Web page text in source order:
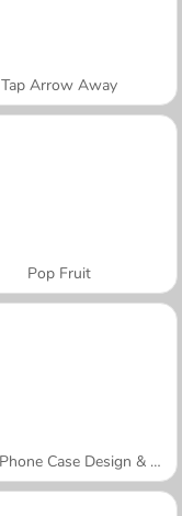
Tap Arrow Away
Pop Fruit
Mobile Phone Case Design & DIY